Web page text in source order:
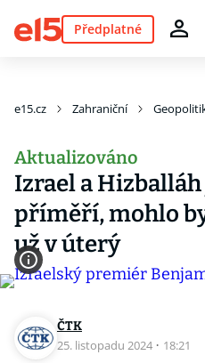
Předplatné
e15.cz Zahraniční
Aktualizováno
Izrael a
příměří, mohlo
už v úterý
ČTK
25. listopadu 2024 · 18:21